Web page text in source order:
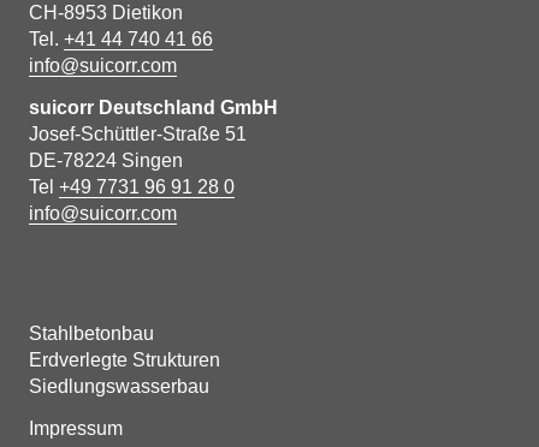
CH-8953 Dietikon
Tel. +41 44 740 41 66
info@suicorr.com
suicorr Deutschland GmbH
Josef-Schüttler-Straße 51
DE-78224 Singen
Tel +49 7731 96 91 28 0
info@suicorr.com
Stahlbetonbau
Erdverlegte Strukturen
Siedlungswasserbau
Impressum